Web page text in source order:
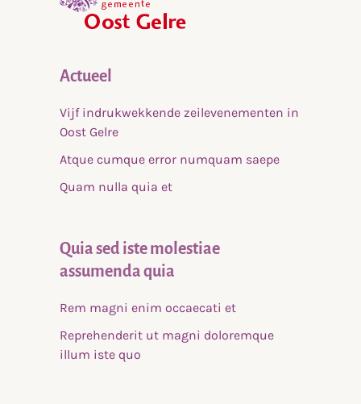
Actueel
Vijf indrukwekkende zeilevenementen in
Oost Gelre
Atque cumque error numquam saepe
Quam nulla quia et
Quia sed iste molestiae
assumenda quia
Rem magni enim occaecati et
Reprehenderit ut magni doloremque
illum iste quo